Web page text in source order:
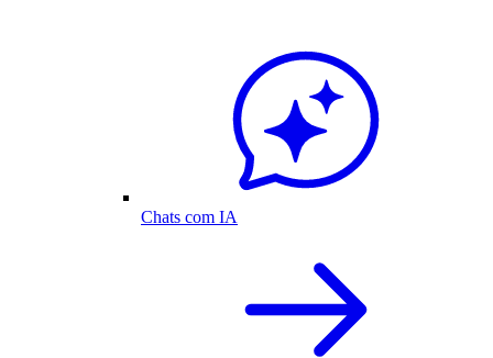
Chats com IA